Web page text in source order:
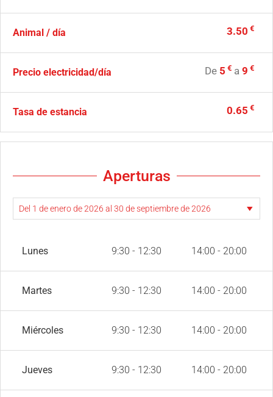
Animal / día 3.50 €
Precio electricidad/día De 5 € a 9 €
Tasa de estancia 0.65 €
Aperturas
Lunes 9:30 - 12:30 14:00 - 20:00
Martes 9:30 - 12:30 14:00 - 20:00
Miércoles 9:30 - 12:30 14:00 - 20:00
Jueves 9:30 - 12:30 14:00 - 20:00